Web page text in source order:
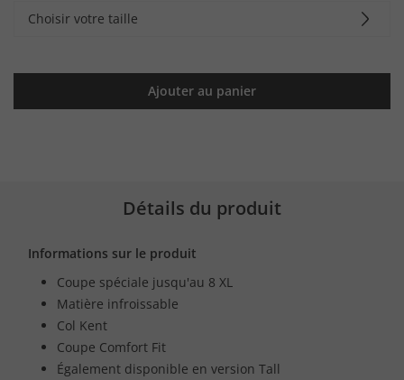
Choisir votre taille
Ajouter au panier
Détails du produit
Informations sur le produit
Coupe spéciale jusqu'au 8 XL
Matière infroissable
Col Kent
Coupe Comfort Fit
Également disponible en version Tall